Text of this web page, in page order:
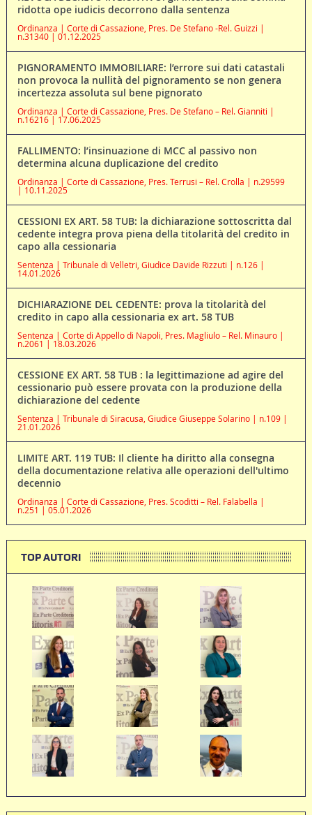
ridotta ope iudicis decorrono dalla sentenza
Ordinanza | Corte di Cassazione, Pres. De Stefano -Rel. Guizzi |
n.31340 | 01.12.2025
PIGNORAMENTO IMMOBILIARE: l’errore sui dati catastali
non provoca la nullità del pignoramento se non genera
incertezza assoluta sul bene pignorato
Ordinanza | Corte di Cassazione, Pres. De Stefano – Rel. Gianniti |
n.16216 | 17.06.2025
FALLIMENTO: l’insinuazione di MCC al passivo non
determina alcuna duplicazione del credito
Ordinanza | Corte di Cassazione, Pres. Terrusi – Rel. Crolla | n.29599
| 10.11.2025
CESSIONI EX ART. 58 TUB: la dichiarazione sottoscritta dal
cedente integra prova piena della titolarità del credito in
capo alla cessionaria
Sentenza | Tribunale di Velletri, Giudice Davide Rizzuti | n.126 |
14.01.2026
DICHIARAZIONE DEL CEDENTE: prova la titolarità del
credito in capo alla cessionaria ex art. 58 TUB
Sentenza | Corte di Appello di Napoli, Pres. Magliulo – Rel. Minauro |
n.2061 | 18.03.2026
CESSIONE EX ART. 58 TUB : la legittimazione ad agire del
cessionario può essere provata con la produzione della
dichiarazione del cedente
Sentenza | Tribunale di Siracusa, Giudice Giuseppe Solarino | n.109 |
21.01.2026
LIMITE ART. 119 TUB: Il cliente ha diritto alla consegna
della documentazione relativa alle operazioni dell'ultimo
decennio
Ordinanza | Corte di Cassazione, Pres. Scoditti – Rel. Falabella |
n.251 | 05.01.2026
TOP AUTORI